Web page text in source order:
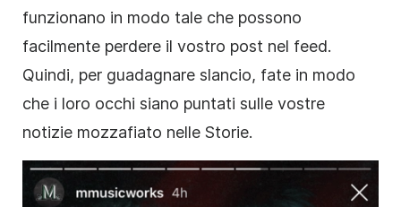
funzionano in modo tale che possono
facilmente perdere il vostro post nel feed.
Quindi, per guadagnare slancio, fate in modo
che i loro occhi siano puntati sulle vostre
notizie mozzafiato nelle Storie.